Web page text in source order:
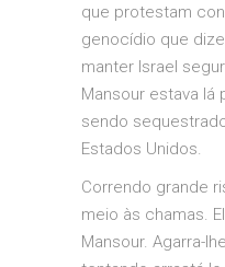
que protestam
genocídio que
manter Israel
Mansour estava
sendo
Estados Unidos.
Correndo grande
meio às chamas.
Mansour. Agarra-